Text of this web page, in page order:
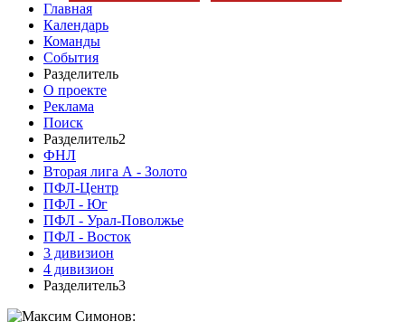
Главная
Календарь
Команды
События
Разделитель
О проекте
Реклама
Поиск
Разделитель2
ФНЛ
Вторая лига А - Золото
ПФЛ-Центр
ПФЛ - Юг
ПФЛ - Урал-Поволжье
ПФЛ - Восток
3 дивизион
4 дивизион
Разделитель3